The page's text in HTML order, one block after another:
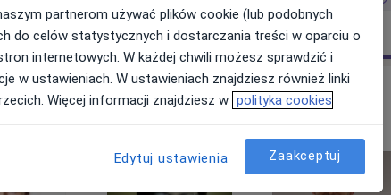
partnerom używać plików cookie (lub podobnych
do celów statystycznych i dostarczania treści w oparciu o
internetowych. W każdej chwili możesz sprawdzić i
w ustawieniach. W ustawieniach znajdziesz również linki
Więcej informacji znajdziesz w polityka cookies
Edytuj ustawienia Zaakceptuj